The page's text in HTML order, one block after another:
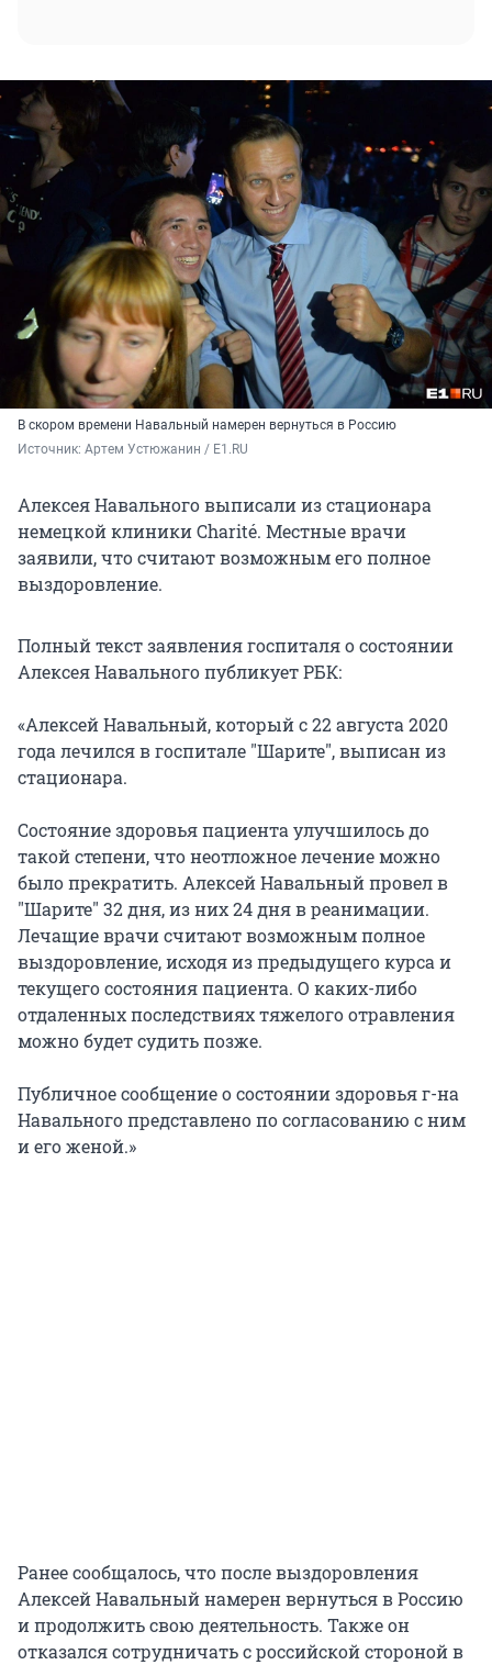
В скором времени Навальный намерен вернуться в Россию
Источник: Артем Устюжанин / E1.RU
Алексея Навального выписали из стационара
немецкой клиники Charité. Местные врачи
заявили, что считают возможным его полное
выздоровление.
Полный текст заявления госпиталя о состоянии
Алексея Навального публикует РБК:
«Алексей Навальный, который с 22 августа 2020
года лечился в госпитале "Шарите", выписан из
стационара.
Состояние здоровья пациента улучшилось до
такой степени, что неотложное лечение можно
было прекратить. Алексей Навальный провел в
"Шарите" 32 дня, из них 24 дня в реанимации.
Лечащие врачи считают возможным полное
выздоровление, исходя из предыдущего курса и
текущего состояния пациента. О каких-либо
отдаленных последствиях тяжелого отравления
можно будет судить позже.
Публичное сообщение о состоянии здоровья г-на
Навального представлено по согласованию с ним
и его женой.»
Ранее сообщалось, что после выздоровления
Алексей Навальный намерен вернуться в Россию
и продолжить свою деятельность. Также он
отказался сотрудничать с российской стороной в